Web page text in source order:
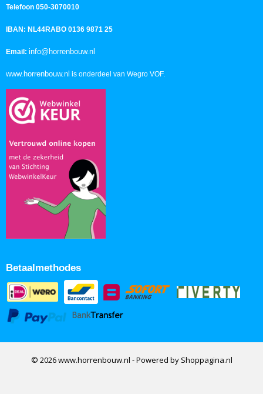
Telefoon 050-3070010
IBAN: NL44RABO 0136 9871 25
Email: info@horrenbouw.nl
www.horrenbouw.nl is onderdeel van Wegro VOF.
Betaalmethodes
© 2026 www.horrenbouw.nl - Powered by Shoppagina.nl